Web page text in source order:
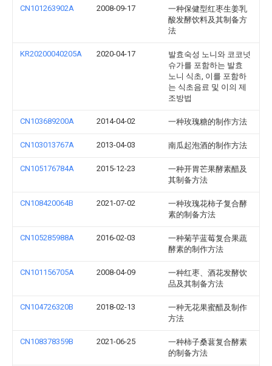
CN101263902A 2008-09-17
一种保健型红枣生姜乳
酸发酵饮料及其制备方
法
KR20200040205A 2020-04-17
발효숙성 노니와 코코넛
슈가를 포함하는 발효
노니 식초, 이를 포함하
는 식초음료 및 이의 제
조방법
CN103689200A 2014-04-02 一种玫瑰糖的制作方法
CN103013767A 2013-04-03 南瓜起泡酒的制作方法
CN105176784A 2015-12-23
一种开胃芒果酵素醋及
其制备方法
CN108420064B 2021-07-02
一种玫瑰花柿子复合酵
素的制备方法
CN105285988A 2016-02-03
一种菊芋蓝莓复合果蔬
酵素的制作方法
CN101156705A 2008-04-09
一种红枣、酒花发酵饮
品及其制备方法
CN104726320B 2018-02-13
一种无花果蜜醋及制作
方法
CN108378359B 2021-06-25
一种柿子桑葚复合酵素
的制备方法